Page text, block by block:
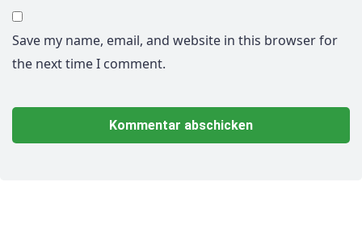
Save my name, email, and website in this browser for
the next time I comment.